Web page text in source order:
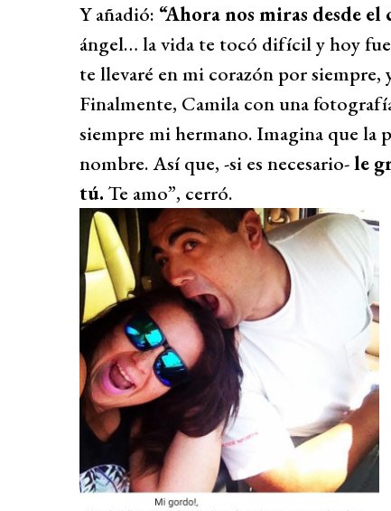
Y añadió: “Ahora nos miras desde el
ángel… la vida te tocó difícil y hoy
te llevaré en mi corazón por
Finalmente, Camila con una
siempre mi hermano. Imagina que la
nombre. Así que, -si es necesario-le
tú. Te amo”, cerró.